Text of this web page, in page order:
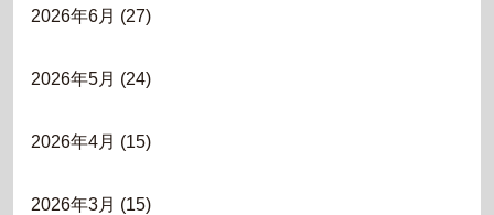
2026年6月 (27)
2026年5月 (24)
2026年4月 (15)
2026年3月 (15)